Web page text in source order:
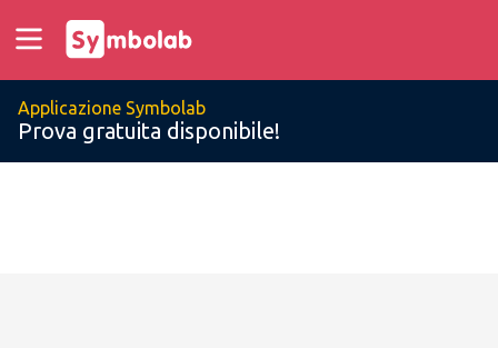
Applicazione Symbolab
Prova gratuita disponibile!